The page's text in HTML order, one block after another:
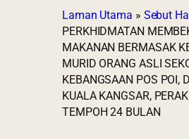
Laman Utama » Sebut
PERKHIDMATAN
MAKANAN BERMASAK
MURID ORANG ASLI
KEBANGSAAN POS POI,
KUALA KANGSAR, PERAK
TEMPOH 24 BULAN